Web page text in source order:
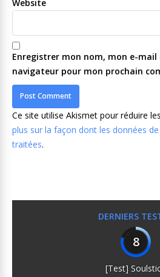
Website
Enregistrer mon nom, mon e-
navigateur pour mon prochain
Ce site utilise Akismet pour réduire
plus sur la façon dont les données
traitées.
DERNIERS
8
[Test]